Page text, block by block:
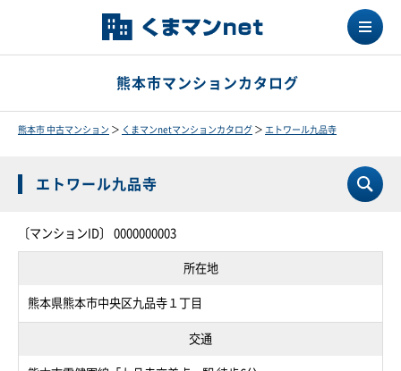
熊本市マンションカタログ
熊本市 中古マンション ＞ くまマンnetマンションカタログ ＞ エトワール九品寺
エトワール九品寺
〔マンションID〕 0000000003
所在地
熊本県熊本市中央区九品寺１丁目
交通